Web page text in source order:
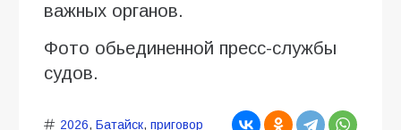
важных органов.
Фото обьединенной пресс-службы
судов.
2026, Батайск, приговор